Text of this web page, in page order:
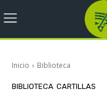
Inicio Biblioteca
BIBLIOTECA CARTILLAS